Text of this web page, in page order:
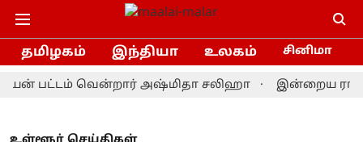
தமிழகம் இந்தியா உலகம் சினிமா
வென்றார் அஷ்மிதா சலிஹா இன்றைய ராசிபலன்